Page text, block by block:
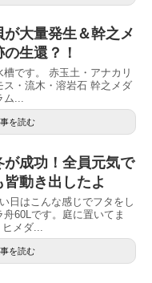
が大量発生＆幹之メ
生還？！
です。 赤玉土・アナカリ
ス・流木・溶岩石 幹之メダ
ム...
を読む
成功！全員元気で
動き出したよ
日はこんな感じでフタをし
60Lです。庭に置いてま
メダ...
を読む